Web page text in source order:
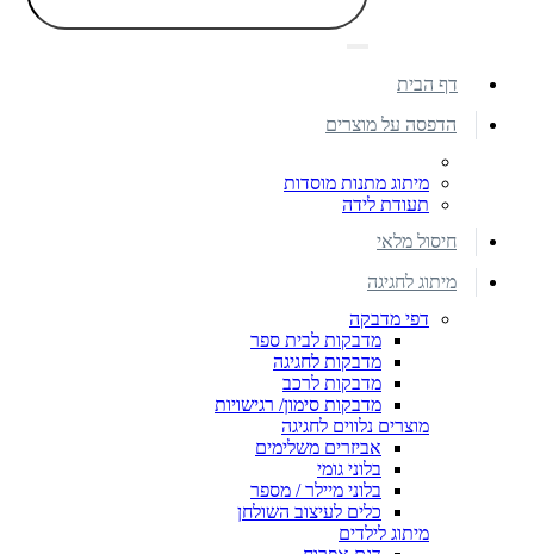
דף הבית
הדפסה על מוצרים
מיתוג מתנות מוסדות
תעודת לידה
חיסול מלאי
מיתוג לחגיגה
דפי מדבקה
מדבקות לבית ספר
מדבקות לחגיגה
מדבקות לרכב
מדבקות סימון/ רגישויות
מוצרים נלווים לחגיגה
אביזרים משלימים
בלוני גומי
בלוני מיילר / מספר
כלים לעיצוב השולחן
מיתוג לילדים